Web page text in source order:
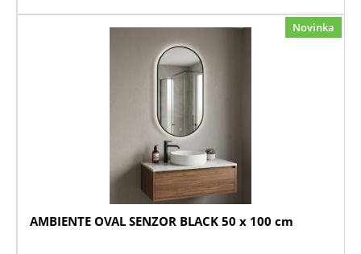
Novinka
AMBIENTE OVAL SENZOR BLACK 50 x 100 cm